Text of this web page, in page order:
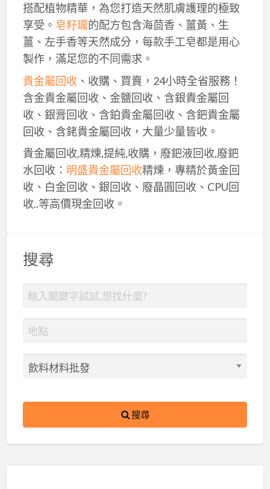
搭配植物精華，為您打造天然肌膚護理的極致
享受。 皂籽瓏的配方包含海茴香、薑黃、生
薑、左手香等天然成分，每款手工皂都是用心
製作，滿足您的不同需求。
貴金屬回收、收購、買賣，24小時全省服務！
含金貴金屬回收、金鹽回收、含銀貴金屬回
收、銀膏回收、含鉑貴金屬回收、含鈀貴金屬
回收、含銠貴金屬回收，大量少量皆收。
貴金屬回收,精煉,提純,收購，廢鈀液回收,廢鈀
水回收： 明盛貴金屬回收精煉，專精於黃金回
收、白金回收、銀回收、廢晶圓回收、CPU回
收..等高價現金回收。
搜尋
搜尋